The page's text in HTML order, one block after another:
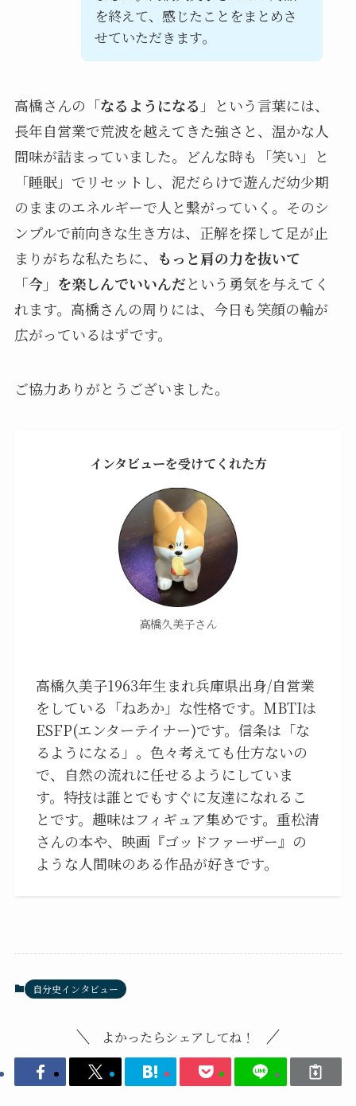
を終えて、感じたことをまとめさ
せていただきます。
高橋さんの「なるようになる 」という言葉には、
長年自営業で荒波を越えてきた強さと、温かな人
間味が詰まっていました。どんな時も「笑い」と
「睡眠」でリセットし、泥だらけで遊んだ幼少期
のままのエネルギーで人と繋がっていく。そのシ
ンプルで前向きな生き方は、正解を探して足が止
まりがちな私たちに、
もっと肩の力を抜いて
「今」を楽しんでいいんだという勇気を与えてく
れます。高橋さんの周りには、今日も笑顔の輪が
広がっているはずです。
ご協力ありがとうございました。
インタビューを受けてくれた方
高橋久美子さん
高橋久美子1963年生まれ兵庫県出身/自営業
をしている「ねあか」な性格です。MBTIは
ESFP(エンターテイナー)です。信条は「な
るようになる」。色々考えても仕方ないの
で、自然の流れに任せるようにしていま
す。特技は誰とでもすぐに友達になれるこ
とです。趣味はフィギュア集めです。重松清
さんの本や、映画『ゴッドファーザー』の
ような人間味のある作品が好きです。
自分史インタビュー
よかったらシェアしてね！